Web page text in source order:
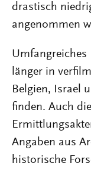
drastisch
angenommen
länger in
Belgien, Israel
finden. Auch
Angaben aus
historische